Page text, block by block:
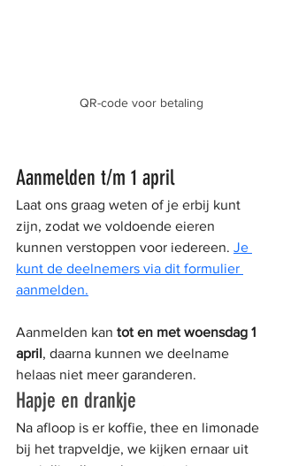
QR-code voor betaling
Aanmelden t/m 1 april
Laat ons graag weten of je erbij kunt
zijn, zodat we voldoende eieren
kunnen verstoppen voor iedereen. Je
kunt de deelnemers via dit formulier
aanmelden.
Aanmelden kan tot en met woensdag 1
april, daarna kunnen we deelname
helaas niet meer garanderen.
Hapje en drankje
Na afloop is er koffie, thee en limonade
bij het trapveldje, we kijken ernaar uit